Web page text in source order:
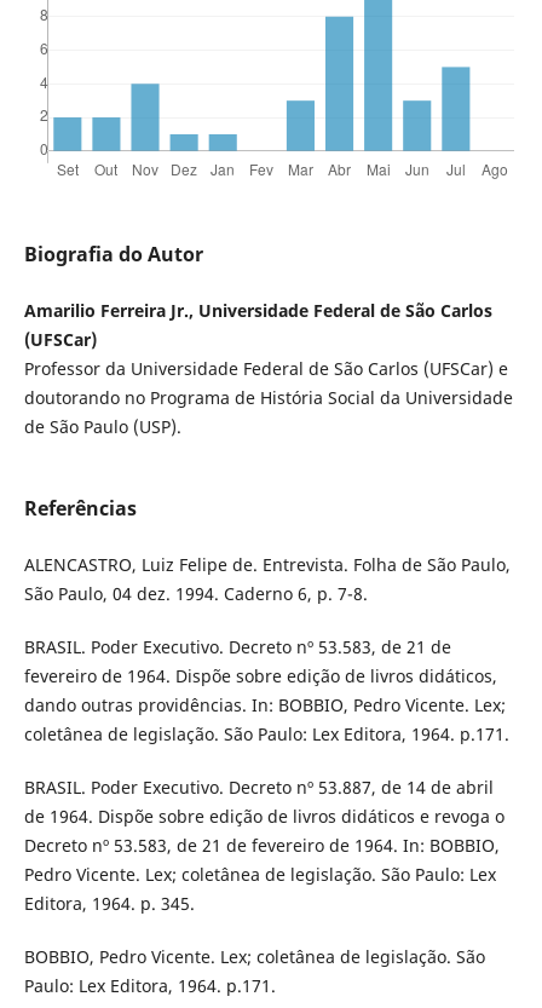
Biografia do Autor
Amarilio Ferreira Jr., Universidade Federal de São Carlos
(UFSCar)
Professor da Universidade Federal de São Carlos (UFSCar) e
doutorando no Programa de História Social da Universidade
de São Paulo (USP).
Referências
ALENCASTRO, Luiz Felipe de. Entrevista. Folha de São Paulo,
São Paulo, 04 dez. 1994. Caderno 6, p. 7-8.
BRASIL. Poder Executivo. Decreto nº 53.583, de 21 de
fevereiro de 1964. Dispõe sobre edição de livros didáticos,
dando outras providências. In: BOBBIO, Pedro Vicente. Lex;
coletânea de legislação. São Paulo: Lex Editora, 1964. p.171.
BRASIL. Poder Executivo. Decreto nº 53.887, de 14 de abril
de 1964. Dispõe sobre edição de livros didáticos e revoga o
Decreto nº 53.583, de 21 de fevereiro de 1964. In: BOBBIO,
Pedro Vicente. Lex; coletânea de legislação. São Paulo: Lex
Editora, 1964. p. 345.
BOBBIO, Pedro Vicente. Lex; coletânea de legislação. São
Paulo: Lex Editora, 1964. p.171.